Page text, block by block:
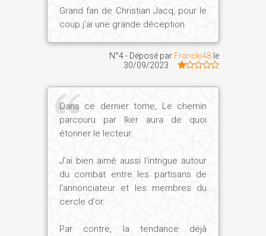
seulement dans la dimension individuelle,
mais aussi à la mesure d'un royaume
d'Osiris était l'acte fondamental.
Selon l'enseignement osirien, non
de plus, il est possible d'en revenir.
Encore faut-il observer les prescriptions
rituelles dévoilées par les textes des
temples, et franchir toutes les étapes de
la quête d'Isis et des mutations
osiriennes... N'est-ce pas là le grand
secret ?... que je révélerai dans le
quatrième et dernier volume !
Grand fan de Christian Jacq, pour le
coup j'ai une grande déception
N°4 - Déposé par Francki48 le
30/09/2023
Dans ce dernier tome, Le chemin
parcouru par Iker aura de quoi
étonner le lecteur.
J'ai bien aimé aussi l'intrigue autour
du combat entre les partisans de
l'annonciateur et les membres du
cercle d'or.
Par contre, la tendance déjà